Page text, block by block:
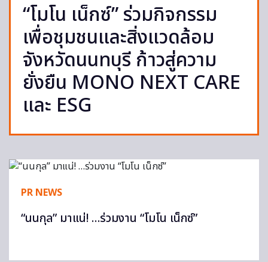
“โมโน เน็กซ์” ร่วมกิจกรรม
เพื่อชุมชนและสิ่งแวดล้อม
จังหวัดนนทบุรี ก้าวสู่ความ
ยั่งยืน MONO NEXT CARE
และ ESG
PR NEWS
“นนกุล” มาแน่! …ร่วมงาน “โมโน เน็กซ์”